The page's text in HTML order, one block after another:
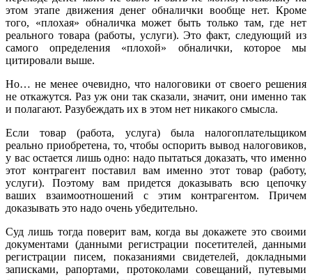
этом этапе движения денег обналички вообще нет. Кроме
того, «плохая» обналичка может быть только там, где нет
реального товара (работы, услуги). Это факт, следующий из
самого определения «плохой» обналички, которое мы
цитировали выше.
Но… не менее очевидно, что налоговики от своего решения
не откажутся. Раз уж они так сказали, значит, они именно так
и полагают. Разубеждать их в этом нет никакого смысла.
Если товар (работа, услуга) была налогоплательщиком
реально приобретена, то, чтобы оспорить вывод налоговиков,
у вас остается лишь одно: надо пытаться доказать, что именно
этот контрагент поставил вам именно этот товар (работу,
услуги). Поэтому вам придется доказывать всю цепочку
ваших взаимоотношений с этим контрагентом. Причем
доказывать это надо очень убедительно.
Суд лишь тогда поверит вам, когда вы докажете это своими
документами (данными регистрации посетителей, данными
регистрации писем, показаниями свидетелей, докладными
записками, рапортами, протоколами совещаний, путевыми